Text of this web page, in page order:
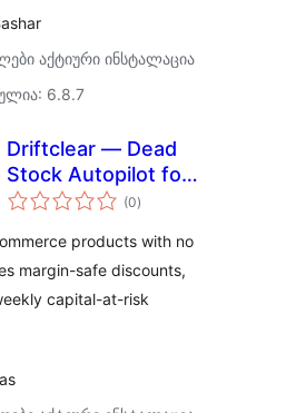
აქტიური ინსტალაცია
6.8.7
Driftclear — Dead
Stock Autopilot for
WooCommerce
(0საერთო
რეიტინგი
)
products with no
margin-safe discounts,
capital-at-risk